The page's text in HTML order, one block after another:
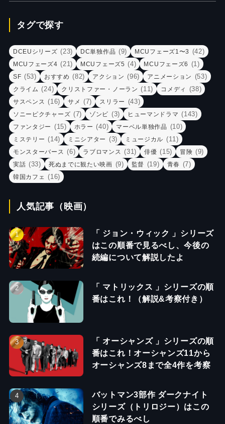
タグで探す
DCEUシリーズ (23) DC単独作品 (9) MCUフェーズ1〜3 (42)
MCUフェーズ4 (21) MCUフェーズ5 (4) MCUフェーズ6 (1)
SF (53) おすすめ (82) アクション (96) アニメーション (53)
クライム (24) クリストファー・ノーラン (11) コメディ (38)
サスペンス (16) サメ (7) スリラー (43)
ソニーピクチャーズ (7) ゾンビ (3) ヒューマンドラマ (143)
ファンタジー (15) ホラー (40) マーベル単独作品 (10)
ミステリー (14) ミニシアター (3) ミュージカル (11)
モンスターバース (6) ラブロマンス (31) 俳優 (15) 冒険 (9)
実話 (33) 死ぬまでに観たい映画 (9) 監督 (19) 青春 (7)
韓国カフェ (16)
人気記事（映画）
「 ジョン・ウィック 」シリーズ
はこの順番で見るべし、今後の
続編について解説したよ
「 マトリックス 」シリーズの順
番はこれ！（解説&考察付き）
「 オーシャンズ 」シリーズの順
番はこれ！オーシャンズ11から
オーシャンズ8まで全4作を考察
バットマン3部作 ダークナイト
シリーズ（トリロジー）はこの
順番でみるべし